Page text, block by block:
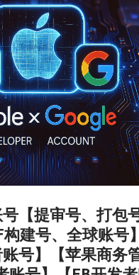
【提审号、打包
建号、全球账号】
账号】【苹果商务